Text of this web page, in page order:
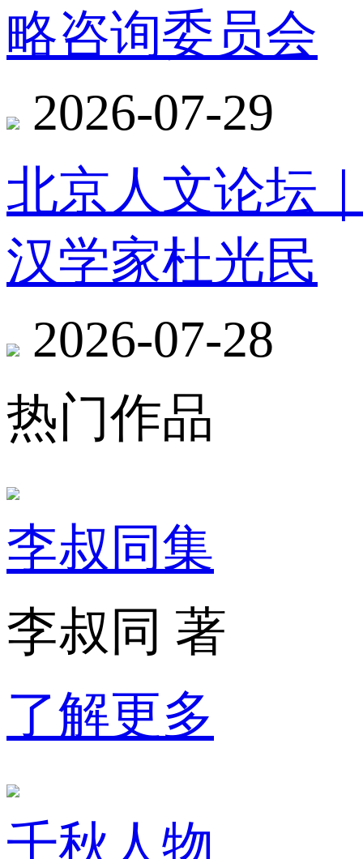
略咨询委员会
2026-07-29
北京人文论坛
汉学家杜光民
2026-07-28
热门作品
李叔同集
李叔同 著
了解更多
千秋人物